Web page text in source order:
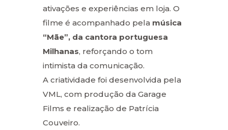
ativações e experiências em loja. O
filme é acompanhado pela música
“Mãe”, da cantora portuguesa
Milhanas, reforçando o tom
intimista da comunicação.
A criatividade foi desenvolvida pela
VML, com produção da Garage
Films e realização de Patrícia
Couveiro.